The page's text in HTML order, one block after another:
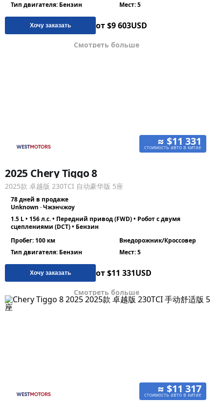
Тип двигателя: Бензин
Мест: 5
Хочу заказать от $9 603USD
Смотреть больше
≈ $11 331
стоимость авто в китае
2025 Chery Tiggo 8
2025款 卓越版 230TCI 自动豪华版 5座
78 дней в продаже
Unknown · Чжэнчжоу
1.5 L • 156 л.с. • Передний привод (FWD) • Робот с двумя
сцеплениями (DCT) • Бензин
Пробег: 100 км
Внедорожник/Кроссовер
Тип двигателя: Бензин
Мест: 5
Хочу заказать от $11 331USD
Смотреть больше
≈ $11 317
стоимость авто в китае